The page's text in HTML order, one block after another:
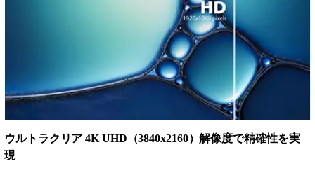
ウルトラクリア 4K UHD（3840x2160）解像度で精確性を実
現